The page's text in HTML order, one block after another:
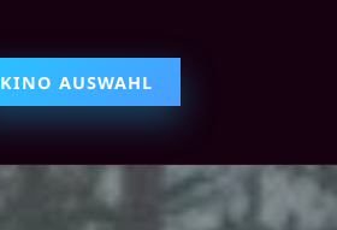
KINO AUSWAHL